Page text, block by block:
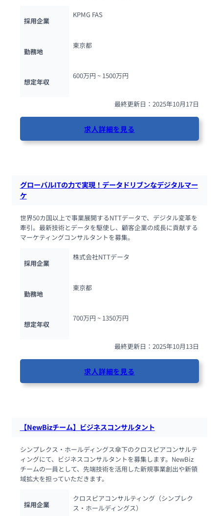
採用企業
KPMG FAS
勤務地
東京都
想定年収
600万円 ~ 1500万円
最終更新日：2025年10月17日
求人詳細を見る
グローバルITの力で実現！データドリブンなデジタルマー
ケ
世界50カ国以上で事業展開するNTTデータで、デジタル変革を
牽引。最新技術とデータを駆使し、顧客企業の成長に貢献する
マーケティングコンサルタントを募集。
採用企業
株式会社NTTデータ
勤務地
東京都
想定年収
700万円 ~ 1350万円
最終更新日：2025年10月13日
求人詳細を見る
【NewBizチーム】ビジネスコンサルタント
シンプレクス・ホールディングス傘下のクロスピアコンサルテ
ィングにて、ビジネスコンサルタントを募集します。NewBiz
チームの一員として、先端技術を活用した新規事業創出や新領
域拡大を担っていただきます。
採用企業
クロスピアコンサルティング（シンプレク
ス・ホールディングス）